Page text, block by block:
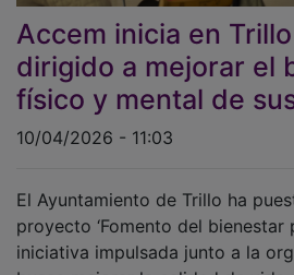
Accem inicia en
dirigido a mejorar el
físico y mental de
10/04/2026 - 11:03
proyecto ‘Fomento del bienestar
iniciativa impulsada junto a la
busca mejorar la calidad de vida